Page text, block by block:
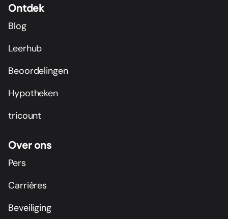
Ontdek
Blog
Leerhub
Beoordelingen
Hypotheken
tricount
Over ons
Pers
Carrières
Beveiliging